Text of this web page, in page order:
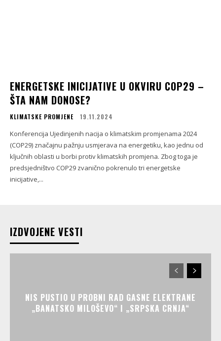
ENERGETSKE INICIJATIVE U OKVIRU COP29 –
ŠTA NAM DONOSE?
KLIMATSKE PROMJENE 19.11.2024
Konferencija Ujedinjenih nacija o klimatskim promjenama 2024
(COP29) značajnu pažnju usmjerava na energetiku, kao jednu od
ključnih oblasti u borbi protiv klimatskih promjena. Zbog toga je
predsjedništvo COP29 zvanično pokrenulo tri energetske
inicijative,...
IZDVOJENE VESTI
NIS PUSTIO U PROBNI RAD GASNE ELEKTRANE
„BANATSKO MILOŠEVO“ I „SRPSKA CRNJA“